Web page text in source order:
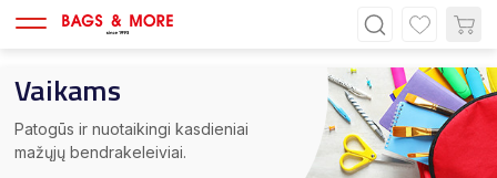
Vaikams
Patogūs ir nuotaikingi kasdieniai
mažųjų bendrakeleiviai.